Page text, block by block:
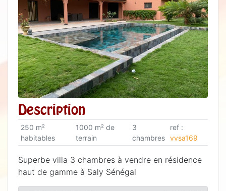
Description
250 m²
habitables
1000 m² de
terrain
3
chambres
ref :
vvsa169
Superbe villa 3 chambres à vendre en résidence
haut de gamme à Saly Sénégal